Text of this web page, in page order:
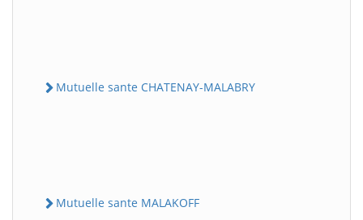
Mutuelle sante CHATENAY-MALABRY
Mutuelle sante MALAKOFF